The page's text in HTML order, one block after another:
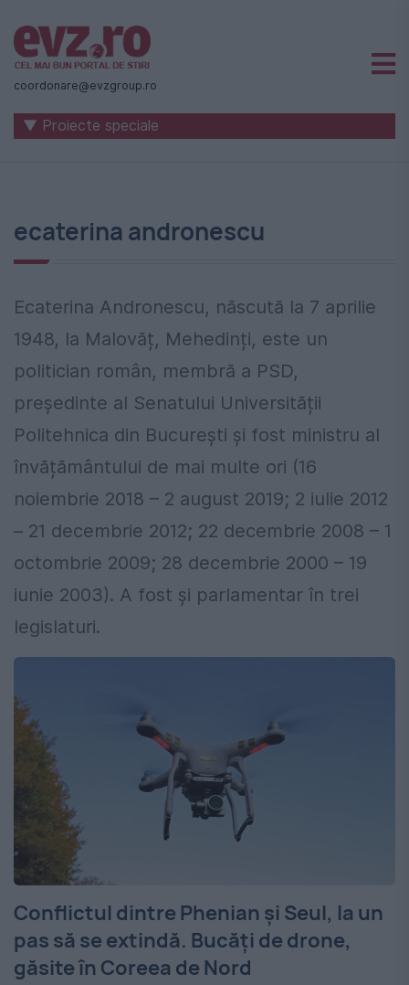
Știri
naționale
internaționale
-
Evenimentul
Zilei
coordonare@evzgroup.ro
▼ Proiecte speciale
ecaterina andronescu
Ecaterina Andronescu, născută la 7 aprilie
1948, la Malovăț, Mehedinți, este un
politician român, membră a PSD,
președinte al Senatului Universității
Politehnica din București și fost ministru al
învățământului de mai multe ori (16
noiembrie 2018 – 2 august 2019; 2 iulie 2012
– 21 decembrie 2012; 22 decembrie 2008 – 1
octombrie 2009; 28 decembrie 2000 – 19
iunie 2003). A fost și parlamentar în trei
legislaturi.
Conflictul dintre Phenian și Seul, la un
pas să se extindă. Bucăți de drone,
găsite în Coreea de Nord